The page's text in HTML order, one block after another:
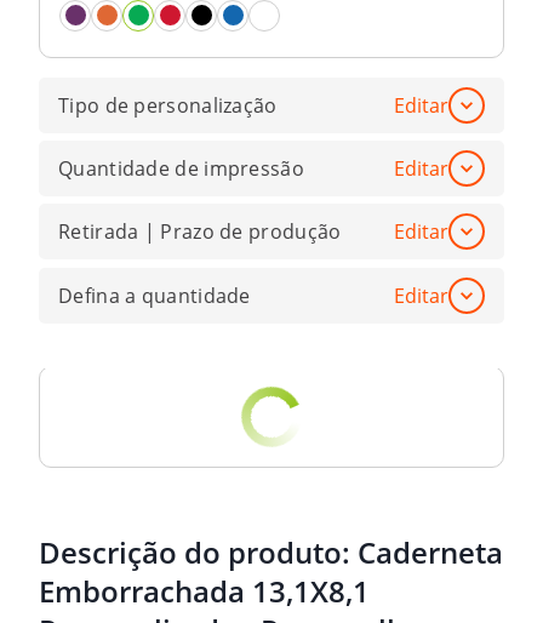
Tipo de personalização Editar
Quantidade de impressão Editar
Retirada | Prazo de produção Editar
Defina a quantidade Editar
Descrição do produto: Caderneta
Emborrachada 13,1X8,1